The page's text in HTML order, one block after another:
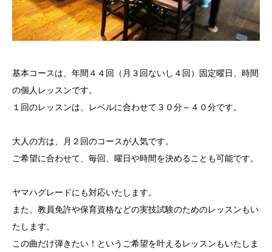
基本コースは、年間４４回（月３回ないし４回）固定曜日、時間
の個人レッスンです。
１回のレッスンは、レベルに合わせて３０分～４０分です。
大人の方は、月２回のコースが人気です。
ご希望に合わせて、毎回、曜日や時間を決めることも可能です。
ヤマハグレードにも対応いたします。
また、教員免許や保育資格などの実技試験のためのレッスンもい
たします。
この曲だけ弾きたい！というご希望を叶えるレッスンもいたしま